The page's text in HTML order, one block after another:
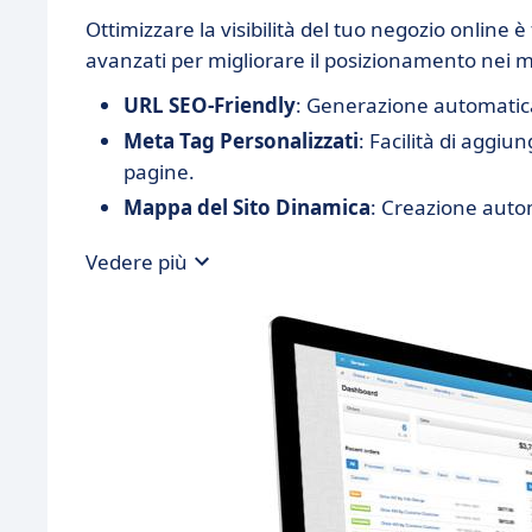
Ottimizzare la visibilità del tuo negozio online
avanzati per migliorare il posizionamento nei
URL SEO-Friendly: Generazione
Meta Tag Personalizzati: Facilità di
pagine.
Mappa del Sito Dinamica: Creazione
Vedere più